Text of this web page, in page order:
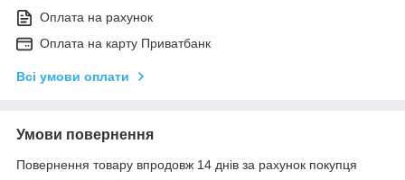
Оплата на рахунок
Оплата на карту Приватбанк
Всі умови оплати
Умови повернення
Повернення товару впродовж 14 днів за рахунок покупця